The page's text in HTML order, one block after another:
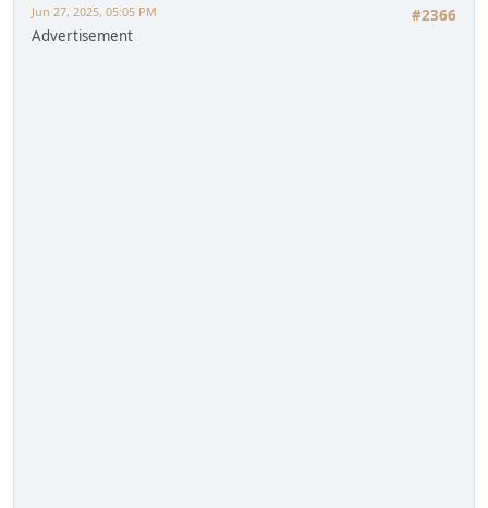
#2366
Jun 27, 2025, 05:05 PM
Advertisement